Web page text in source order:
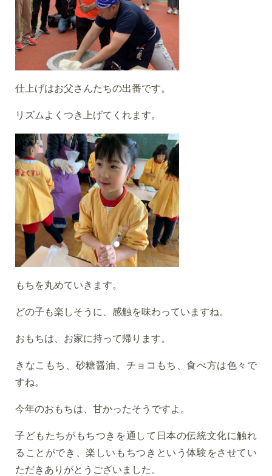
仕上げはお父さんたちの出番です。
リズムよくつき上げてくれます。
もちを丸めていきます。
どの子も楽しそうに、感触を味わっていますね。
おもちは、お家に持って帰ります。
きなこもち、砂糖醤油、チョコもち、食べ方は色々で
すね。
今年のおもちは、甘かったそうですよ。
子どもたちがもちつきを通して日本の伝統文化に触れ
ることができ、楽しいもちつきという体験をさせてい
ただきありがとうございました。